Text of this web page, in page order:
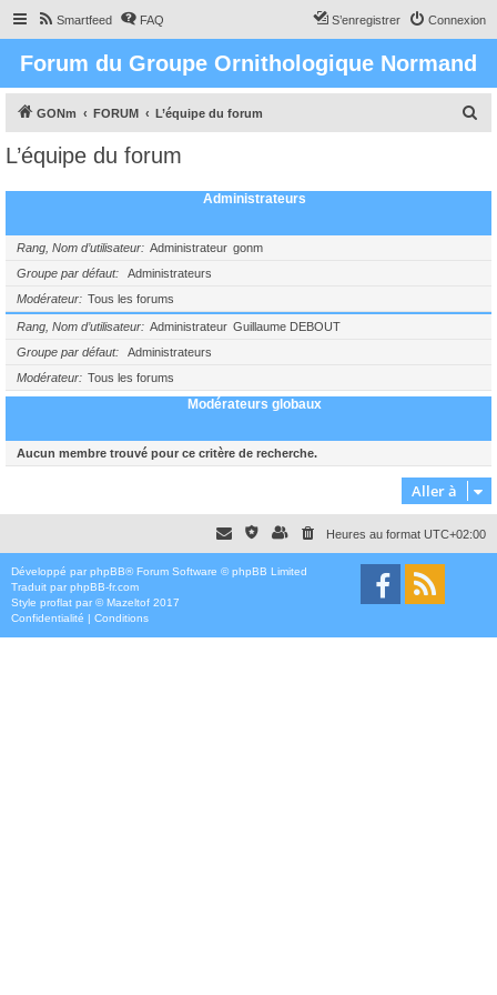
Smartfeed FAQ Connexion
S’enregistrer
Forum du Groupe Ornithologique Normand
GONm FORUM L’équipe du forum
h
L’équipe du forum
Administrateurs
Rang, Nom d’utilisateur Administrateur gonm
Groupe par défaut
Administrateurs
Modérateur
Tous les forums
Rang, Nom d’utilisateur Administrateur Guillaume DEBOUT
Groupe par défaut
Administrateurs
Modérateur
Tous les forums
Modérateurs globaux
Aucun membre trouvé pour ce critère de recherche.
Aller à
Heures au format UTC+02:00
Développé par phpBB® Forum Software © phpBB Limited
Traduit par phpBB-fr.com
Style proflat par ©Mazeltof 2017
Confidentialité | Conditions